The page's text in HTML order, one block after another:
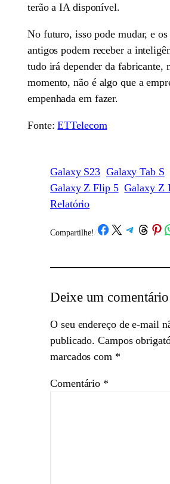
terão a IA disponível.
No futuro, isso pode mudar, e os
antigos podem receber a
tudo irá depender da fabricante,
momento, não é algo que a
empenhada em fazer.
Fonte:ETTelecom
Galaxy S23 Galaxy Tab S
Galaxy Z Flip 5 Galaxy Z
Relatório
Compartilhe! /Share on Facebook
Share on X Share on Telegram
Share on Threads
Share
Deixe um comentário
O seu endereço de e-mail
publicado. Campos
marcados com *
Comentário *